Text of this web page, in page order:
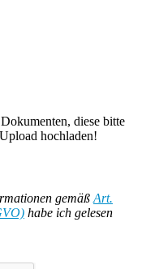
diese bitte
hochladen!
gemäß Art.
habe ich gelesen